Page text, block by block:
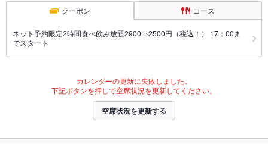
クーポン コース
ネット予約限定2時間食べ飲み放題2900→2500円（税込！） 17：00ま
でスタート
カレンダーの更新に失敗しました。
下記ボタンを押して空席状況を更新してください。
空席状況を更新する